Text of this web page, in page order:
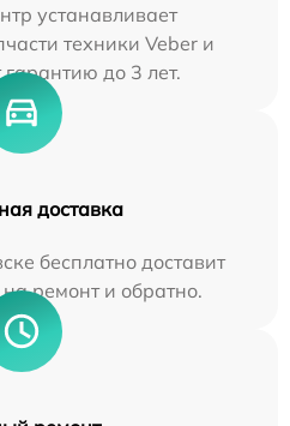
устанавливает
техники Veber и
гарантию до 3 лет.
доставка
бесплатно доставит
ремонт и обратно.